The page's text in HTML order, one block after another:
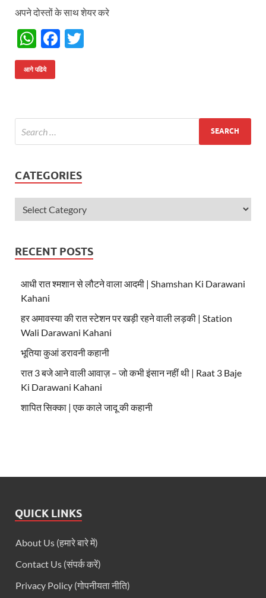
अपने दोस्तों के साथ शेयर करे
W
h
at
A
p
p
F
o
k
आगे पढिये
CATEGORIES
RECENT POSTS
आधी रात श्मशान से लौटने वाला आदमी | Shamshan Ki Darawani
Kahani
हर अमावस्या की रात स्टेशन पर खड़ी रहने वाली लड़की | Station
Wali Darawani Kahani
भूतिया कुआं डरावनी कहानी
रात 3 बजे आने वाली आवाज़ – जो कभी इंसान नहीं थी | Raat 3 Baje
Ki Darawani Kahani
शापित सिक्का | एक काले जादू की कहानी
QUICK LINKS
About Us (हमारे बारे में)
Contact Us (संपर्क करें)
Privacy Policy (गोपनीयता नीति)